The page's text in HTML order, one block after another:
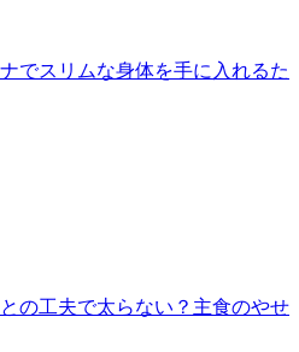
でスリムな身体を手に入れるた
の工夫で太らない？主食のやせ